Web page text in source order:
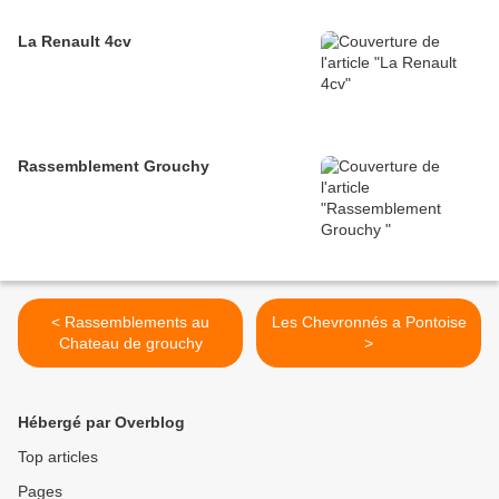
La Renault 4cv
Rassemblement Grouchy
< Rassemblements au
Chateau de grouchy
Les Chevronnés a Pontoise
>
Hébergé par Overblog
Top articles
Pages